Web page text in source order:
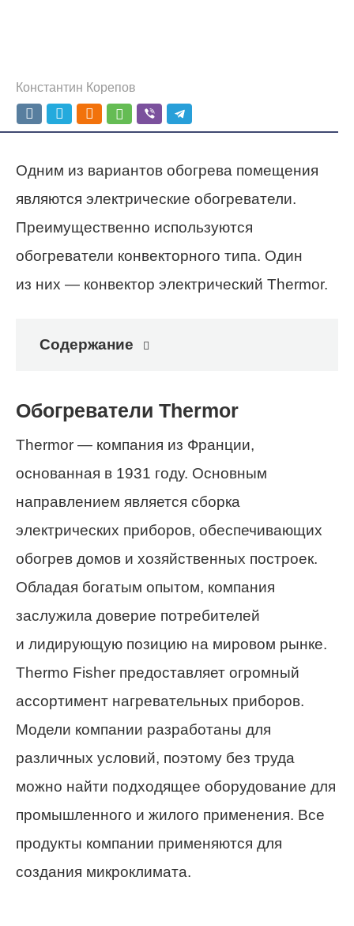
Константин Корепов
Одним из вариантов обогрева помещения
являются электрические обогреватели.
Преимущественно используются
обогреватели конвекторного типа. Один
из них — конвектор электрический Thermor.
Содержание
Обогреватели Thermor
Thermor — компания из Франции,
основанная в 1931 году. Основным
направлением является сборка
электрических приборов, обеспечивающих
обогрев домов и хозяйственных построек.
Обладая богатым опытом, компания
заслужила доверие потребителей
и лидирующую позицию на мировом рынке.
Thermo Fisher предоставляет огромный
ассортимент нагревательных приборов.
Модели компании разработаны для
различных условий, поэтому без труда
можно найти подходящее оборудование для
промышленного и жилого применения. Все
продукты компании применяются для
создания микроклимата.